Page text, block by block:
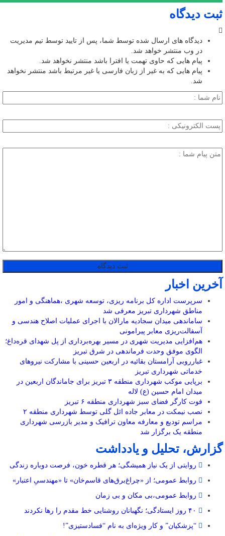
ثبت دیدگاه
دیدگاه های ارسال شده توسط شما، پس از تایید توسط تیم مدیریت
در وب منتشر خواهد شد.
پیام هایی که حاوی تهمت یا افترا باشد منتشر نخواهد شد.
پیام هایی که به غیر از زبان فارسی یا غیر مرتبط باشد منتشر نخواهد
شد.
آخرین اخبار
سرپرست اداره کل برنامه ریزی، توسعه شهری ،هماهنگی و امور
مناطق شهرداری تبریز معرفی شد
ساماندهی میدان سجادیه مارالان با اجرای عملیات اصلاح هندسی و
آسفالت‌ریزی معابر پیرامونی
هم‌افزایی مدیریت شهری در مسیر بهره‌برداری از پل شهدای قره‌داغ؛
الگوی موفق وحدت فرماندهی در شرق تبریز
غبارروبی آرامستان بقائیه در اربعین حسینی با مشارکت نیروهای
خدماتی شهرداری تبریز
برپایی موکب شهرداری منطقه ۳ تبریز برای جاماندگان اربعین در
میدان امام حسین (ع) لاله
فوت کارگر فضای سبز شهرداری منطقه ۶ تبریز
نصب نیمکت در معابر جاده ائل گلی توسط شهرداری منطقه ۲
مراسم تودیع و معارفه معاون ترافیک و مدیر بازرسی شهرداری
منطقه یک برگزار شد
گزارش، تحلیل و یادداشت
روایتی از یک نیاز همیشگی؛ هر قطره خون، فرصت دوباره زندگی
روابط عمومی؛ از «چراغ‌برق‌های قاسم‌خان» تا «مهندسیِ اعتبار»
روابط عمومی،بی مکان و بی زمان
“پزشکیان” و کار ویژه‌ای به نام “فسادستیزی”!